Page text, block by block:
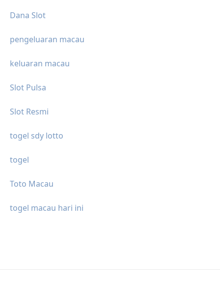
Dana Slot
pengeluaran macau
keluaran macau
Slot Pulsa
Slot Resmi
togel sdy lotto
togel
Toto Macau
togel macau hari ini